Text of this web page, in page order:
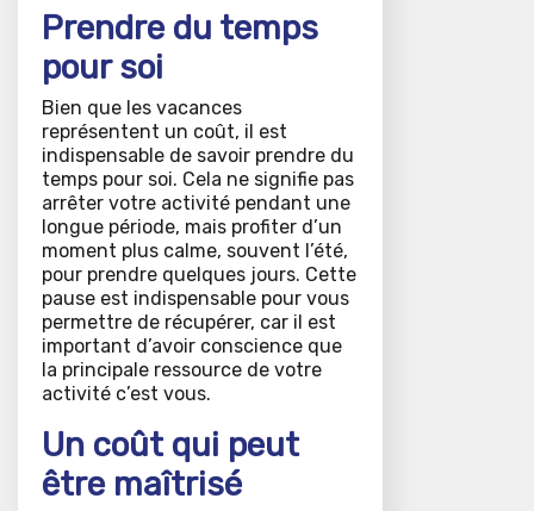
Prendre du temps
pour soi
Bien que les vacances
représentent un coût, il est
indispensable de savoir prendre du
temps pour soi. Cela ne signifie pas
arrêter votre activité pendant une
longue période, mais profiter d’un
moment plus calme, souvent l’été,
pour prendre quelques jours. Cette
pause est indispensable pour vous
permettre de récupérer, car il est
important d’avoir conscience que
la principale ressource de votre
activité c’est vous.
Un coût qui peut
être maîtrisé